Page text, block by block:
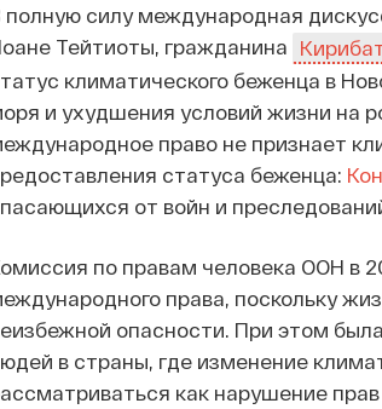
полную силу международная
Тейтиоты, гражданина
климатического беженца в
и ухудшения условий жизни на
право не признает
статуса беженца:
от войн и
по правам человека ООН в
права, поскольку
опасности. При этом
в страны, где изменение
как нарушение